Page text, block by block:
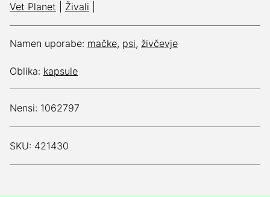
Vet Planet
Živali
Namen uporabe: mačke, psi, živčevje
Oblika: kapsule
Nensi: 1062797
SKU: 421430